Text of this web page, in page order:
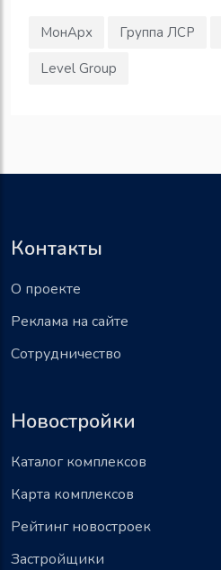
МонАрх Группа ЛСР
Level Group
Контакты
О проекте
Реклама на сайте
Сотрудничество
Новостройки
Каталог комплексов
Карта комплексов
Рейтинг новостроек
Застройщики